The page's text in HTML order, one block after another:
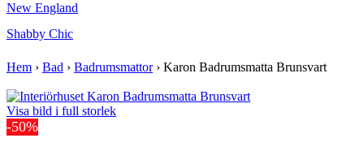
New England
Shabby Chic
Hem › Bad › Badrumsmattor› Karon Badrumsmatta Brunsvart
Visa bild i full storlek
-50%